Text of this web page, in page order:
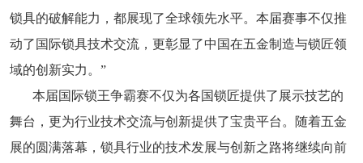
锁具的破解能力，都展现了全球领先水平。本届赛事不仅推
动了国际锁具技术交流，更彰显了中国在五金制造与锁匠领
域的创新实力。”
本届国际锁王争霸赛不仅为各国锁匠提供了展示技艺的
舞台，更为行业技术交流与创新提供了宝贵平台。随着五金
展的圆满落幕，锁具行业的技术发展与创新之路将继续向前